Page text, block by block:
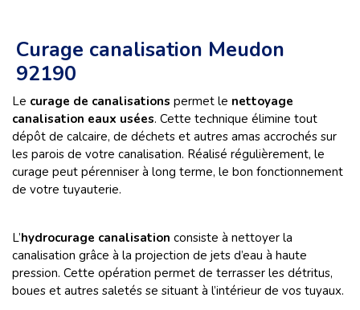
Curage canalisation Meudon
92190
Le curage de canalisations permet le nettoyage
canalisation eaux usées. Cette technique élimine tout
dépôt de calcaire, de déchets et autres amas accrochés sur
les parois de votre canalisation. Réalisé régulièrement, le
curage peut pérenniser à long terme, le bon fonctionnement
de votre tuyauterie.
L’hydrocurage canalisation consiste à nettoyer la
canalisation grâce à la projection de jets d’eau à haute
pression. Cette opération permet de terrasser les détritus,
boues et autres saletés se situant à l’intérieur de vos tuyaux.